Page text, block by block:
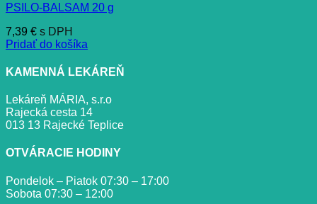
PSILO-BALSAM 20 g
7,39 € s DPH
Pridať do košíka
KAMENNÁ LEKÁREŇ
Lekáreň MÁRIA, s.r.o
Rajecká cesta 14
013 13 Rajecké Teplice
OTVÁRACIE HODINY
Pondelok – Piatok 07:30 – 17:00
Sobota 07:30 – 12:00